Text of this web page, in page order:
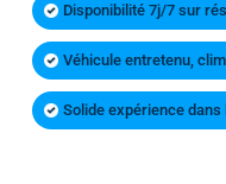
Disponibilité 7j/7 sur
Véhicule entretenu,
Solide expérience